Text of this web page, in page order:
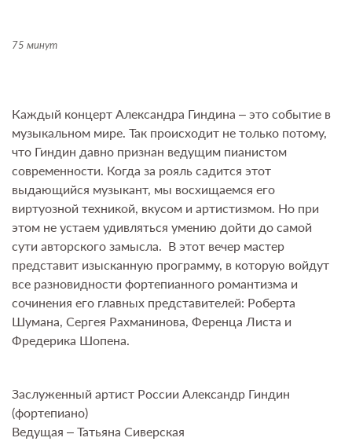
75 минут
Каждый концерт Александра Гиндина – это событие в
музыкальном мире. Так происходит не только потому,
что Гиндин давно признан ведущим пианистом
современности. Когда за рояль садится этот
выдающийся музыкант, мы восхищаемся его
виртуозной техникой, вкусом и артистизмом. Но при
этом не устаем удивляться умению дойти до самой
сути авторского замысла. В этот вечер мастер
представит изысканную программу, в которую войдут
все разновидности фортепианного романтизма и
сочинения его главных представителей: Роберта
Шумана, Сергея Рахманинова, Ференца Листа и
Фредерика Шопена.
Заслуженный артист России Александр Гиндин
(фортепиано)
Ведущая – Татьяна Сиверская